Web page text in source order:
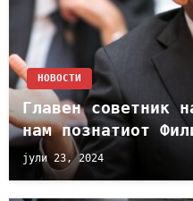
НОВОСТИ
Главен советник
нам познатиот
јули 23, 2024